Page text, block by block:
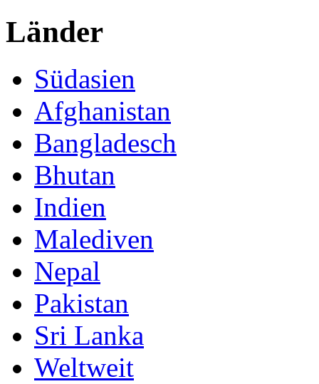
Länder
Südasien
Afghanistan
Bangladesch
Bhutan
Indien
Malediven
Nepal
Pakistan
Sri Lanka
Weltweit